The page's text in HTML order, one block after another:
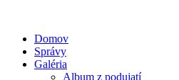
Domov
Správy
Galéria
Album z podujatí